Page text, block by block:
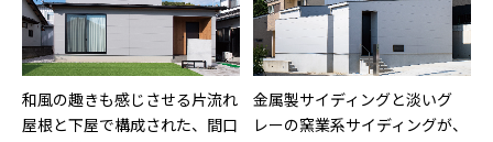
和風の趣きも感じさせる片流れ
屋根と下屋で構成された、間口
金属製サイディングと淡いグ
レーの窯業系サイディングが、